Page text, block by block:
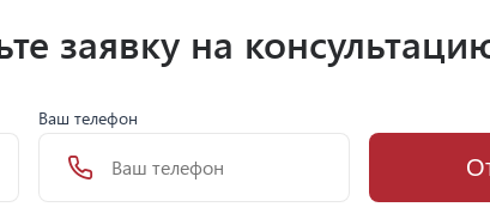
заявку на
Ваш телефон